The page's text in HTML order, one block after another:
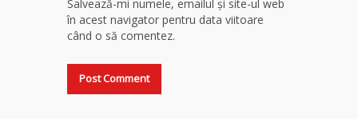
Salvează-mi numele, emailul și site-ul web
în acest navigator pentru data viitoare
când o să comentez.